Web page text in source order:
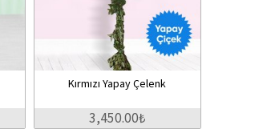
Kırmızı Yapay Çelenk
3,450.00₺